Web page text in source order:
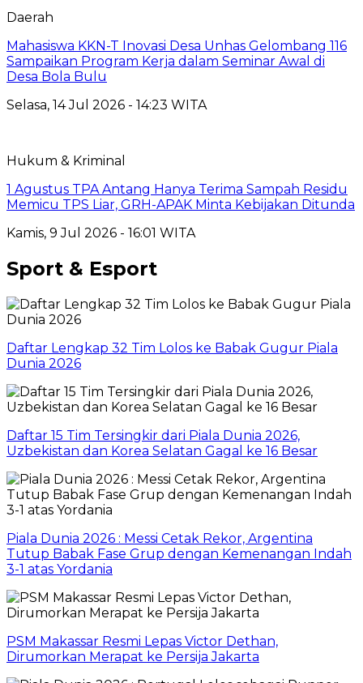
Daerah
Mahasiswa KKN-T Inovasi Desa Unhas Gelombang 116
Sampaikan Program Kerja dalam Seminar Awal di
Desa Bola Bulu
Selasa, 14 Jul 2026 - 14:23 WITA
Hukum & Kriminal
1 Agustus TPA Antang Hanya Terima Sampah Residu
Memicu TPS Liar, GRH-APAK Minta Kebijakan Ditunda
Kamis, 9 Jul 2026 - 16:01 WITA
Sport & Esport
Daftar Lengkap 32 Tim Lolos ke Babak Gugur Piala
Dunia 2026
Daftar 15 Tim Tersingkir dari Piala Dunia 2026,
Uzbekistan dan Korea Selatan Gagal ke 16 Besar
Piala Dunia 2026 : Messi Cetak Rekor, Argentina
Tutup Babak Fase Grup dengan Kemenangan Indah
3-1 atas Yordania
PSM Makassar Resmi Lepas Victor Dethan,
Dirumorkan Merapat ke Persija Jakarta